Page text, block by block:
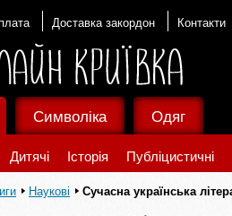
Доставка закордон Контакти
Дитячі Історія Публіцистичні
Символіка Одяг
Наукові Сучасна українська